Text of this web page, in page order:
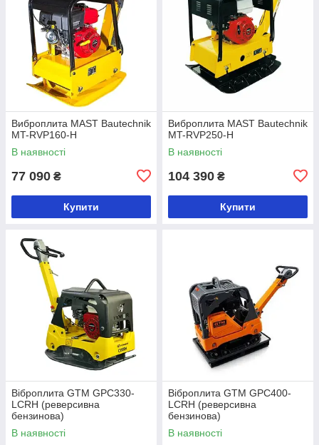
Виброплита MAST Bautechnik
MT-RVP160-H
В наявності
77 090 ₴
Купити
Виброплита MAST Bautechnik
MT-RVP250-H
В наявності
104 390 ₴
Купити
Віброплита GTM GPC330-
LCRH (реверсивна
бензинова)
В наявності
Віброплита GTM GPC400-
LCRH (реверсивна
бензинова)
В наявності